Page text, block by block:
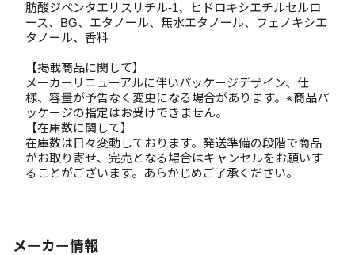
肪酸ジペンタエリスリチル-1、ヒドロキシエチルセルロ
ース、BG、エタノール、無水エタノール、フェノキシエ
タノール、香料
【掲載商品に関して】
メーカーリニューアルに伴いパッケージデザイン、仕
様、容量が予告なく変更になる場合があります。※商品パ
ッケージの指定はお受けできません。
【在庫数に関して】
在庫数は日々変動しております。発送準備の段階で商品
がお取り寄せ、完売となる場合はキャンセルをお願いす
ることがございます。あらかじめご了承ください。
メーカー情報